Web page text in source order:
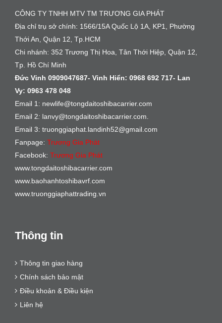
CÔNG TY TNHH MTV TM TRƯƠNG GIA PHÁT
Địa chỉ trụ sở chính: 1566/15A Quốc Lộ 1A, KP1, Phường
Thới An, Quận 12, Tp.HCM
Chi nhánh: 352 Trương Thị Hoa, Tân Thới Hiệp, Quận 12,
Tp. Hồ Chí Minh
Đức Vinh 0909047687- Vinh Hiển: 0968 692 717- Lan
Vy: 0963 478 048
Email 1: newlife@tongdaitoshibacarrier.com
Email 2: lanvy@tongdaitoshibacarrier.com.
Email 3: truonggiaphat.landinh52@gmail.com
Fanpage: Trương Gia Phát
Facebook: Trương Gia Phát
www.tongdaitoshibacarrier.com
www.baohanhtoshibavrf.com
www.truonggiaphattrading.vn
Thông tin
Thông tin giao hàng
Chính sách bảo mật
Điều khoản & Điều kiện
Liên hệ